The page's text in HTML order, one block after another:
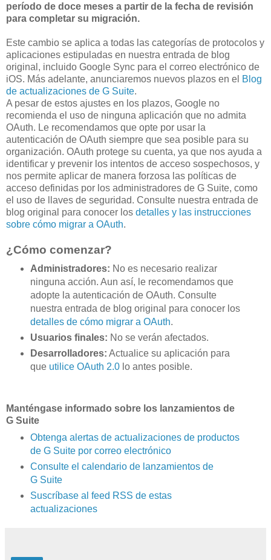
período de doce meses a partir de la fecha de revisión
para completar su migración.
Este cambio se aplica a todas las categorías de protocolos y
aplicaciones estipuladas en nuestra entrada de blog
original, incluido Google Sync para el correo electrónico de
iOS. Más adelante, anunciaremos nuevos plazos en el Blog
de actualizaciones de G Suite.
A pesar de estos ajustes en los plazos, Google no
recomienda el uso de ninguna aplicación que no admita
OAuth. Le recomendamos que opte por usar la
autenticación de OAuth siempre que sea posible para su
organización. OAuth protege su cuenta, ya que nos ayuda a
identificar y prevenir los intentos de acceso sospechosos, y
nos permite aplicar de manera forzosa las políticas de
acceso definidas por los administradores de G Suite, como
el uso de llaves de seguridad. Consulte nuestra entrada de
blog original para conocer los detalles y las instrucciones
sobre cómo migrar a OAuth.
¿Cómo comenzar?
Administradores: No es necesario realizar
ninguna acción. Aun así, le recomendamos que
adopte la autenticación de OAuth. Consulte
nuestra entrada de blog original para conocer los
detalles de cómo migrar a OAuth.
Usuarios finales: No se verán afectados.
Desarrolladores: Actualice su aplicación para
que utilice OAuth 2.0lo antes posible.
Manténgase informado sobre los lanzamientos de
G Suite
Obtenga alertas de actualizaciones de productos
de G Suite por correo electrónico
Consulte el calendario de lanzamientos de
G Suite
Suscríbase al feed RSS de estas
actualizaciones